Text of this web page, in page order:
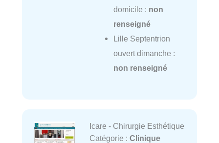
domicile : non
renseigné
Lille Septentrion
ouvert dimanche :
non renseigné
Icare - Chirurgie Esthétique
Catégorie : Clinique